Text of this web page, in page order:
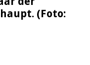
(Foto: